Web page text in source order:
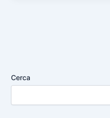
Cerca